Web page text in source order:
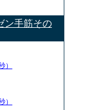
ン手筋その
）
）